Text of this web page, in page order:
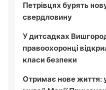
Петрівцях бурять
свердловину
У дитсадках
правоохоронці
класи безпеки
Отримає нове життя: